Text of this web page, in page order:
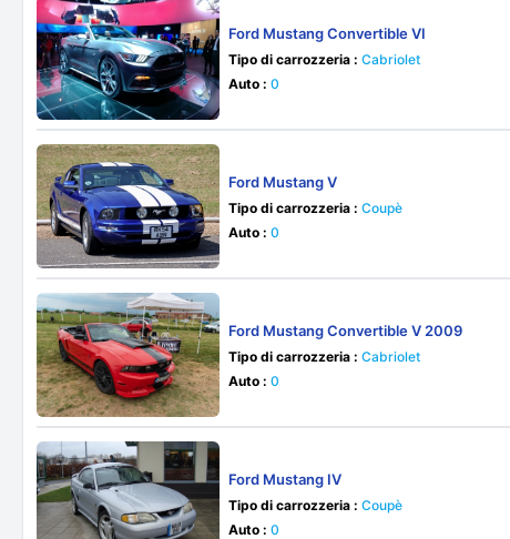
Ford Mustang Convertible VI
Tipo di carrozzeria : Cabriolet
Auto : 0
Ford Mustang V
Tipo di carrozzeria : Coupè
Auto : 0
Ford Mustang Convertible V 2009
Tipo di carrozzeria : Cabriolet
Auto : 0
Ford Mustang IV
Tipo di carrozzeria : Coupè
Auto : 0